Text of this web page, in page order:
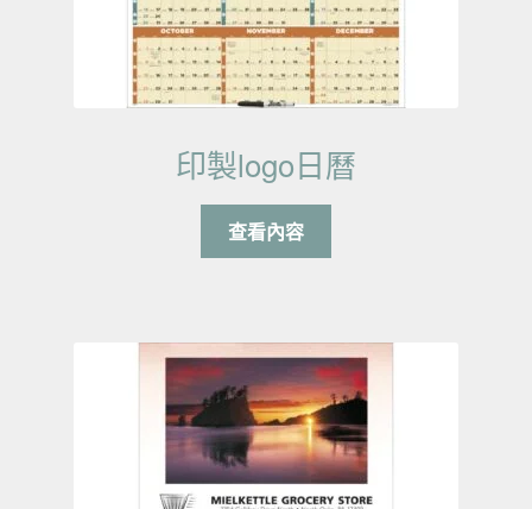
印製logo日曆
查看內容